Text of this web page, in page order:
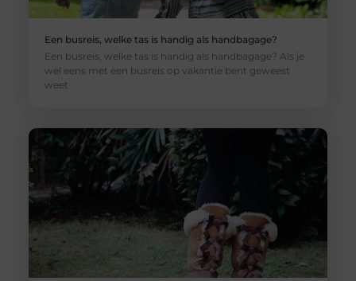
Een busreis, welke tas is handig als handbagage?
Een busreis, welke tas is handig als handbagage? Als je
wel eens met een busreis op vakantie bent geweest
weet